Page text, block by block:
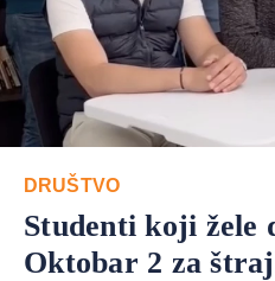
DRUŠTVO
Studenti koji žele
Oktobar 2 za